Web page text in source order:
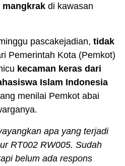
mangkrak di kawasan
pascakejadian, tidak
Pemerintah Kota (Pemkot)
kecaman keras dari
Islam Indonesia
menilai Pemkot abai
apa yang terjadi
RT002 RW005. Sudah
belum ada respons